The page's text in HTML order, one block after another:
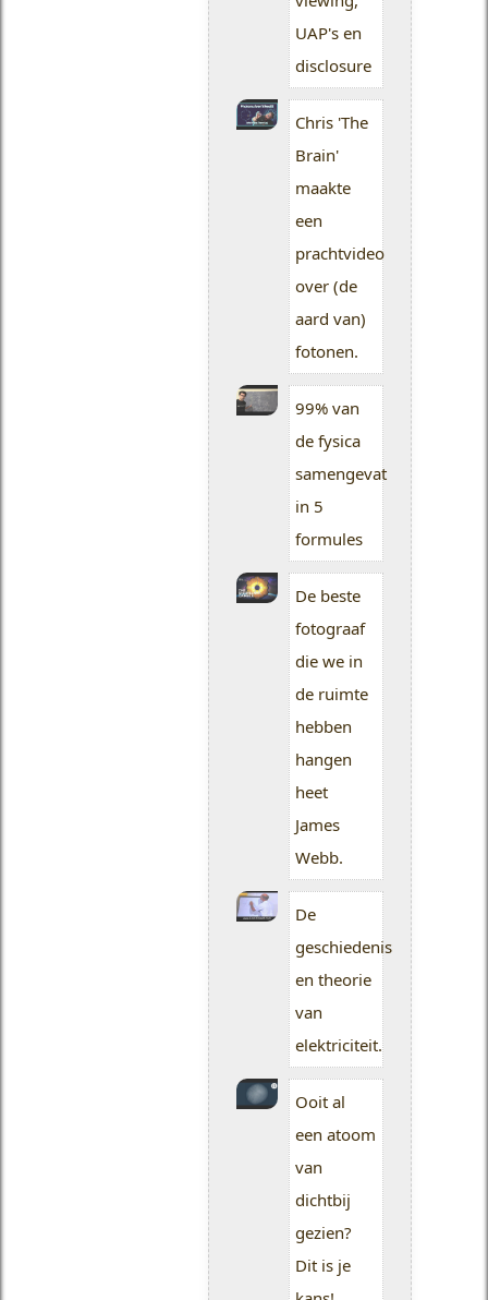
UAP's en
disclosure
Chris 'The
Brain'
maakte
een
prachtvideo
over (de
aard van)
fotonen.
99% van
de fysica
samengevat
in 5
formules
De beste
fotograaf
die we in
de ruimte
hebben
hangen
heet
James
Webb.
De
geschiedenis
en theorie
van
elektriciteit.
Ooit al
een atoom
van
dichtbij
gezien?
Dit is je